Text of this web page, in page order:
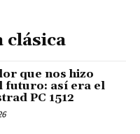
que nos hizo
futuro: así era el
PC 1512